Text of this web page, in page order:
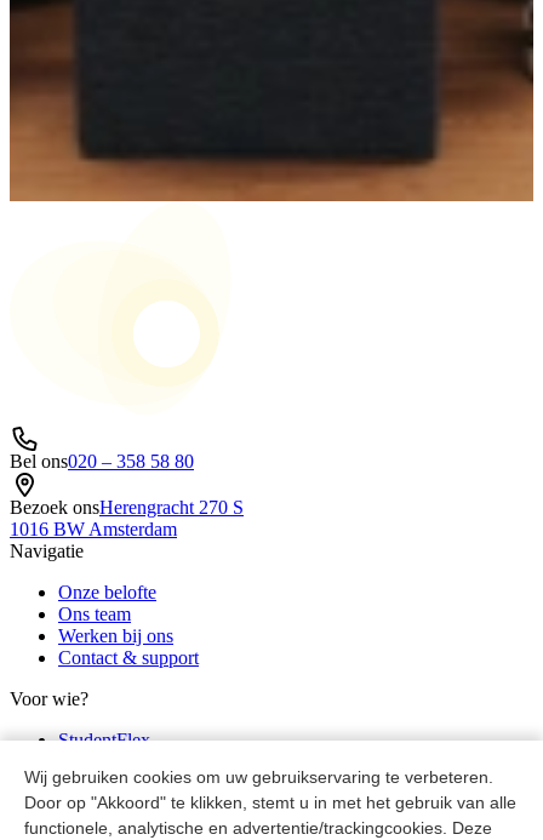
Wij gebruiken cookies om uw gebruikservaring te verbeteren.
Door op "Akkoord" te klikken, stemt u in met het gebruik van alle
functionele, analytische en advertentie/trackingcookies. Deze
Eén Community:
Neem contact met ons op
Bel ons020 – 358 58 80
Bezoek onsHerengracht 270 S
1016 BW Amsterdam
Navigatie
Onze belofte
Ons team
Werken bij ons
Contact & support
Voor wie?
StudentFlex
Partners
Juridisch